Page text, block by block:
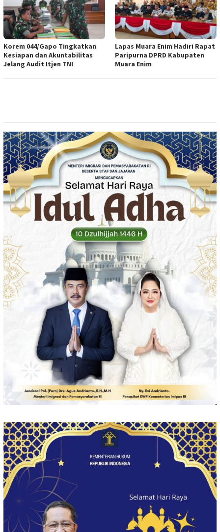
Korem 044/Gapo Tingkatkan
Kesiapan dan Akuntabilitas
Jelang Audit Itjen TNI
Lapas Muara Enim Hadiri Rapat
Paripurna DPRD Kabupaten
Muara Enim